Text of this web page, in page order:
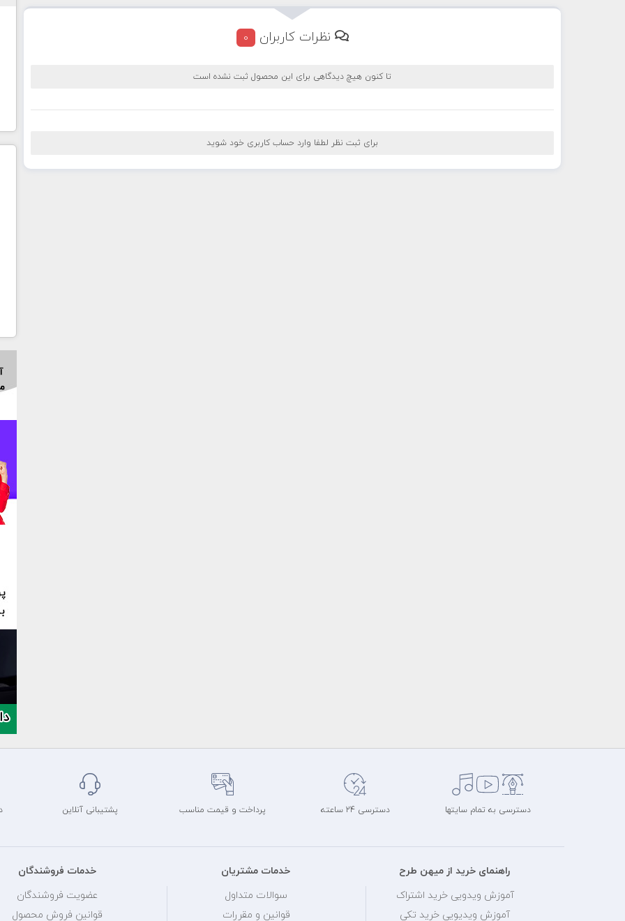
نظرات کاربران 0
تا کنون هیچ دیدگاهی برای این محصول ثبت نشده است
برای ثبت نظر لطفا وارد حساب کاربری خود شوید
دسترسی به تمام سایتها دسترسی 24 ساعته پرداخت و قیمت مناسب پشتیبانی آنلاین
راهنمای خرید از میهن طرح
آموزش ویدویی خرید اشتراک
آموزش ویدیویی خرید تکی
خدمات مشتریان
سوالات متداول
قوانین و مقررات
خدمات فروشندگان
عضویت فروشندگان
قوانین فروش محصول